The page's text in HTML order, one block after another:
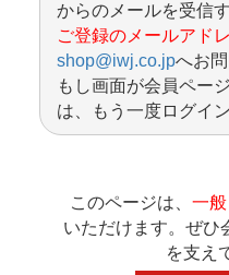
からのメールを受信
ご登録のメールアド
shop@iwj.co.jpへお
もし画面が会員ペー
は、もう一度ログイ
このページは、 一
いただけます。ぜひ
を支え